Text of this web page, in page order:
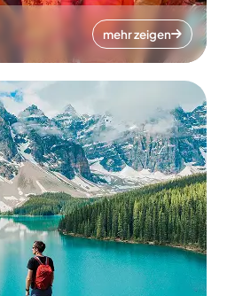
mehr zeigen